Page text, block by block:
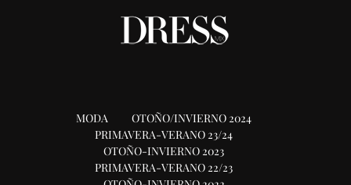
MODA
OTOÑO/INVIERNO 2024
PRIMAVERA-VERANO 23/24
OTOÑO-INVIERNO 2023
PRIMAVERA-VERANO 22/23